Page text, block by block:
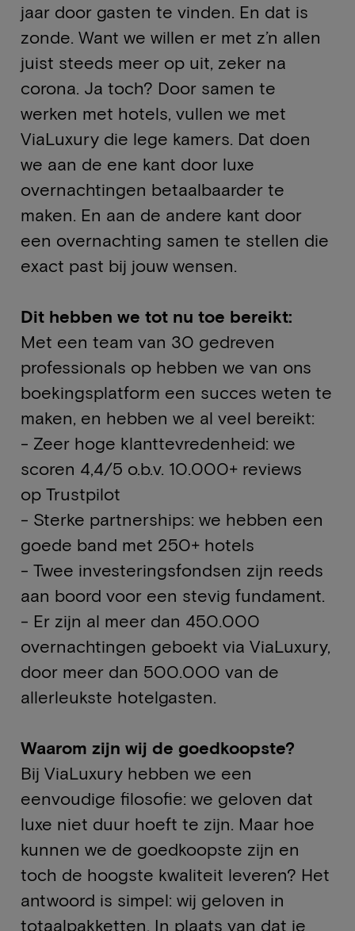
jaar door gasten te vinden. En dat is
zonde. Want we willen er met z’n allen
juist steeds meer op uit, zeker na
corona. Ja toch? Door samen te
werken met hotels, vullen we met
ViaLuxury die lege kamers. Dat doen
we aan de ene kant door luxe
overnachtingen betaalbaarder te
maken. En aan de andere kant door
een overnachting samen te stellen die
exact past bij jouw wensen.
Dit hebben we tot nu toe bereikt:
Met een team van 30 gedreven
professionals op hebben we van ons
boekingsplatform een succes weten te
maken, en hebben we al veel bereikt:
- Zeer hoge klanttevredenheid: we
scoren 4,4/5 o.b.v. 10.000+ reviews
op Trustpilot
- Sterke partnerships: we hebben een
goede band met 250+ hotels
- Twee investeringsfondsen zijn reeds
aan boord voor een stevig fundament.
- Er zijn al meer dan 450.000
overnachtingen geboekt via ViaLuxury,
door meer dan 500.000 van de
allerleukste hotelgasten.
Waarom zijn wij de goedkoopste?
Bij ViaLuxury hebben we een
eenvoudige filosofie: we geloven dat
luxe niet duur hoeft te zijn. Maar hoe
kunnen we de goedkoopste zijn en
toch de hoogste kwaliteit leveren? Het
antwoord is simpel: wij geloven in
totaalpakketten. In plaats van dat je